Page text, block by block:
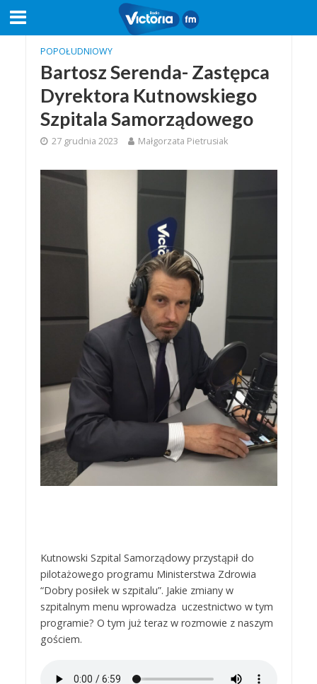
POPOŁUDNIOWY
Bartosz Serenda- Zastępca
Dyrektora Kutnowskiego
Szpitala Samorządowego
27 grudnia 2023 Małgorzata Pietrusiak
Kutnowski Szpital Samorządowy przystąpił do
pilotażowego programu Ministerstwa Zdrowia
“Dobry posiłek w szpitalu”. Jakie zmiany w
szpitalnym menu wprowadza uczestnictwo w tym
programie? O tym już teraz w rozmowie z naszym
gościem.